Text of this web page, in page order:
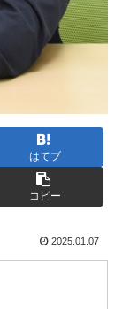
はてブ
コピー
2025.01.07